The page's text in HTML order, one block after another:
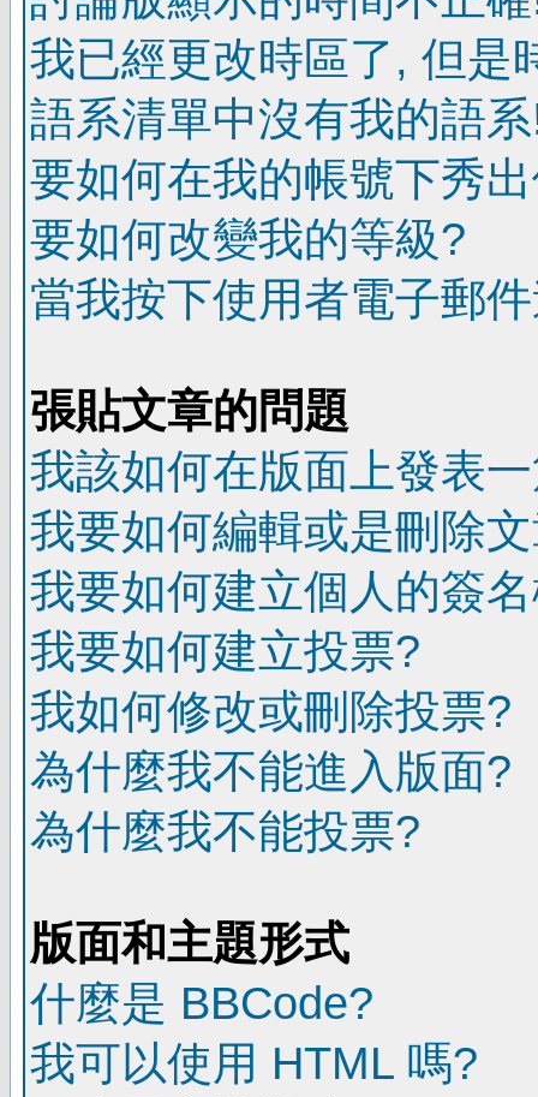
我已經更改時區了, 但是
語系清單中沒有我的語
要如何在我的帳號下秀
要如何改變我的等級?
當我按下使用者電子郵
張貼文章的問題
我該如何在版面上發表
我要如何編輯或是刪除
我要如何建立個人的簽
我要如何建立投票?
我如何修改或刪除投票?
為什麼我不能進入版面?
為什麼我不能投票?
版面和主題形式
什麼是 BBCode?
我可以使用 HTML 嗎?